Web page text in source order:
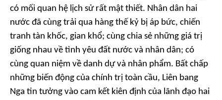
có mối quan hệ lịch sử rất mật thiết. Nhân dân hai
nước đã cùng trải qua hàng thế kỷ bị áp bức, chiến
tranh tàn khốc, gian khổ; cùng chia sẻ những giá trị
giống nhau về tình yêu đất nước và nhân dân; có
cùng quan niệm về danh dự và nhân phẩm. Bất chấp
những biến động của chính trị toàn cầu, Liên bang
Nga tin tưởng vào cam kết kiên định của lãnh đạo hai